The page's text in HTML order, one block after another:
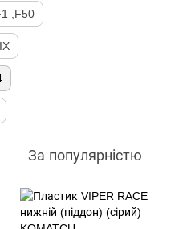
,F50
За популярністю